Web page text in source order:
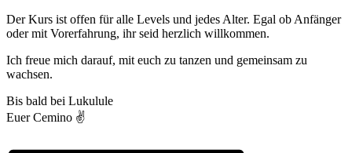
Der Kurs ist offen für alle Levels und jedes Alter. Egal ob Anfänger
oder mit Vorerfahrung, ihr seid herzlich willkommen.
Ich freue mich darauf, mit euch zu tanzen und gemeinsam zu
wachsen.
Bis bald bei Lukulule
Euer Cemino ✌️